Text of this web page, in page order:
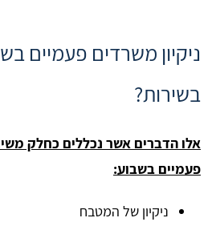
ניקיון משרדים פעמיים
בשירות?
אלו הדברים אשר נכללים כחלק
פעמיים בשבוע:
ניקיון של המטבח